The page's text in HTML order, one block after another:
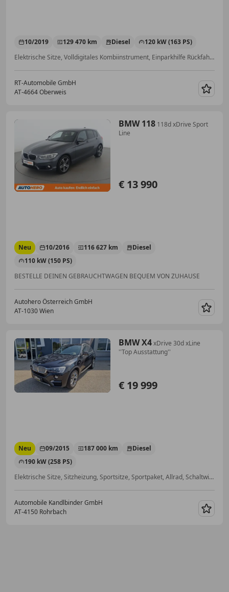
10/2019 129 470 km Diesel
120 kW (163 PS)
Elektrische Sitze, Volldigitales Kombiinstrument, Einparkhilfe Rückfahrkamera, Beifahrerairbag, Fahrerairbag, 2-Zonen-Klimaautomatik, Notbremsassistent, Sitzheizung
RT-Automobile GmbH
AT-4664 Oberweis
BMW 118 118d xDrive Sport
Line
€ 13 990
Neu 10/2016 116 627 km
Diesel
110 kW (150 PS)
BESTELLE DEINEN GEBRAUCHTWAGEN BEQUEM VON ZUHAUSE
Autohero Österreich GmbH
AT-1030 Wien
BMW X4xDrive 30d xLine
''Top Ausstattung''
€ 19 999
Neu 09/2015 187 000 km
Diesel
190 kW (258 PS)
Elektrische Sitze, Sitzheizung, Sportsitze, Sportpaket, Allrad, Schaltwippen, Scheckheftgepflegt, Tagfahrlicht
Automobile Kandlbinder GmbH
AT-4150 Rohrbach